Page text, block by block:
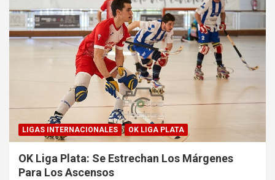
LIGAS INTERNACIONALES OK LIGA PLATA
OK Liga Plata: Se Estrechan Los Márgenes
Para Los Ascensos